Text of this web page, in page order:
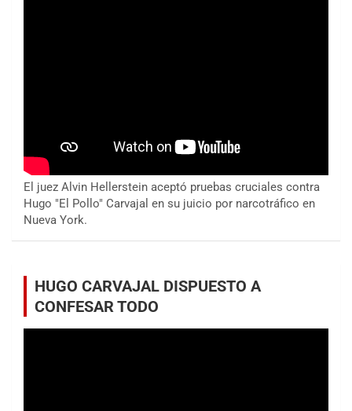
El juez Alvin Hellerstein aceptó pruebas cruciales contra
Hugo "El Pollo" Carvajal en su juicio por narcotráfico en
Nueva York.
HUGO CARVAJAL DISPUESTO A
CONFESAR TODO